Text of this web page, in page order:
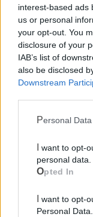
interest-based ads
us or personal
your opt-out. You
disclosure of your
IAB’s list of
also be disclosed
Downstream
Personal
personal data.
Opted In
Personal Data.